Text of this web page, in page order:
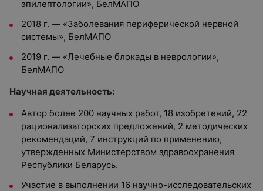
эпилептологии», БелМАПО
2018 г. — «Заболевания периферической нервной
системы», БелМАПО
2019 г. — «Лечебные блокады в неврологии»,
БелМАПО
Научная деятельность:
Автор более 200 научных работ, 18 изобретений, 22
рационализаторских предложений, 2 методических
рекомендаций, 7 инструкций по применению,
утвержденных Министерством здравоохранения
Республики Беларусь.
Участие в выполнении 16 научно-исследовательских